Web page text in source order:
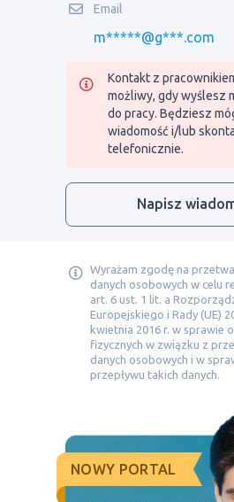
Email
m*****@g***.com
Kontakt z
możliwy, gdy wyślesz
do pracy. Będziesz
wiadomość i/lub
telefonicznie.
Napisz
Wyrażam zgodę na
danych osobowych w celu
art. 6 ust. 1 lit. a
Europejskiego i Rady (UE)
kwietnia 2016 r. w sprawie
fizycznych w związku z
danych osobowych i w
przepływu takich danych.
NOWY PORTAL